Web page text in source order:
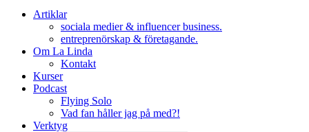
Artiklar
sociala medier & influencer business.
entreprenörskap & företagande.
Om La Linda
Kontakt
Kurser
Podcast
Flying Solo
Vad fan håller jag på med?!
Verktyg